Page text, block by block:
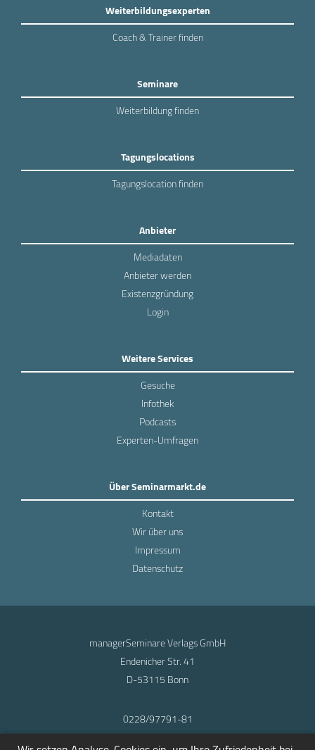
Weiterbildungsexperten
Coach & Trainer finden
Seminare
Weiterbildung finden
Tagungslocations
Tagungslocation finden
Anbieter
Mediadaten
Anbieter werden
Existenzgründung
Login
Weitere Services
Gesuche
Infothek
Podcasts
Experten-Umfragen
Über Seminarmarkt.de
Kontakt
Wir über uns
Impressum
Datenschutz
managerSeminare Verlags GmbH
Endenicher Str. 41
D-53115 Bonn
0228/97791-81
info@seminarmarkt.de